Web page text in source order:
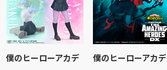
僕のヒーローアカデ
僕のヒーローアカデ